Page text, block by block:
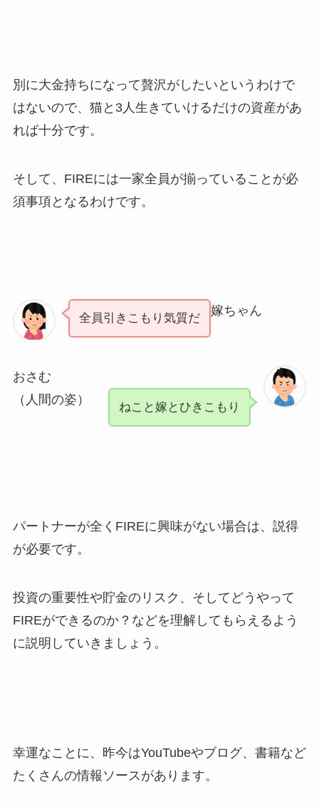
別に大金持ちになって贅沢がしたいというわけで
はないので、猫と3人生きていけるだけの資産があ
れば十分です。
そして、FIREには一家全員が揃っていることが必
須事項となるわけです。
嫁ちゃん
全員引きこもり気質だ
おさむ
（人間の姿）
ねこと嫁とひきこもり
パートナーが全くFIREに興味がない場合は、説得
が必要です。
投資の重要性や貯金のリスク、そしてどうやって
FIREができるのか？などを理解してもらえるよう
に説明していきましょう。
幸運なことに、昨今はYouTubeやブログ、書籍など
たくさんの情報ソースがあります。